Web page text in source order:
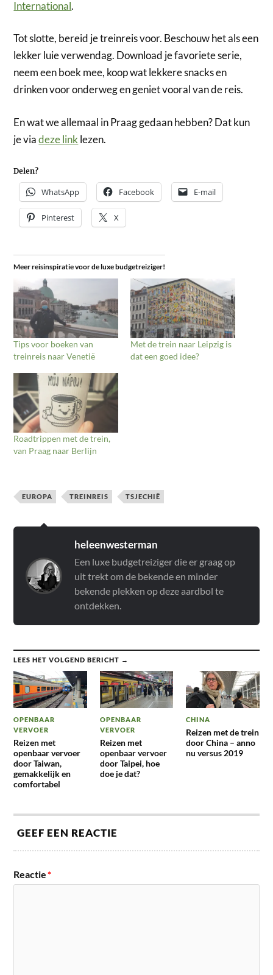
International.
Tot slotte, bereid je treinreis voor. Beschouw het als een
lekker luie verwendag. Download je favoriete serie,
neem een boek mee, koop wat lekkere snacks en
drinken voor onderweg en geniet vooral van de reis.
En wat we allemaal in Praag gedaan hebben? Dat kun
je viadeze link lezen.
Delen?
WhatsApp Facebook E-mail
Pinterest X
Meer reisinspiratie voor de luxe budgetreiziger!
Tips voor boeken van
treinreis naar Venetië
Met de trein naar Leipzig is
dat een goed idee?
Roadtrippen met de trein,
van Praag naar Berlijn
EUROPA TREINREIS TSJECHIË
heleenwesterman
Een luxe budgetreiziger die er graag op
uit trekt om de bekende en minder
bekende plekken op deze aardbol te
ontdekken.
LEES HET VOLGEND BERICHT →
OPENBAAR
VERVOER
Reizen met
openbaar vervoer
door Taiwan,
gemakkelijk en
comfortabel
OPENBAAR
VERVOER
Reizen met
openbaar vervoer
door Taipei, hoe
doe je dat?
CHINA
Reizen met de trein
door China – anno
nu versus 2019
GEEF EEN REACTIE
Reactie*